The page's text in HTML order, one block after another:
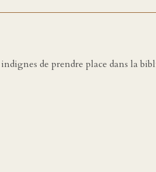
de prendre place dans la